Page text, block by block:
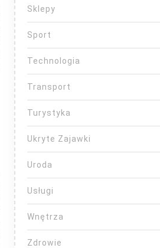
Sklepy
Sport
Technologia
Transport
Turystyka
Ukryte Zajawki
Uroda
Usługi
Wnętrza
Zdrowie